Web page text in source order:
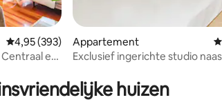
recensies
Gemiddelde beoordeling van 4,95 uit 5, 393
4,95 (393)
en
Appartement
Exclusief ingerichte studio
huizen